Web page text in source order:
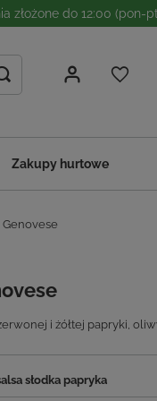
złożone do 12:00 (pon-
Zakupy hurtowe
Genovese
i żółtej papryki,
słodka papryka